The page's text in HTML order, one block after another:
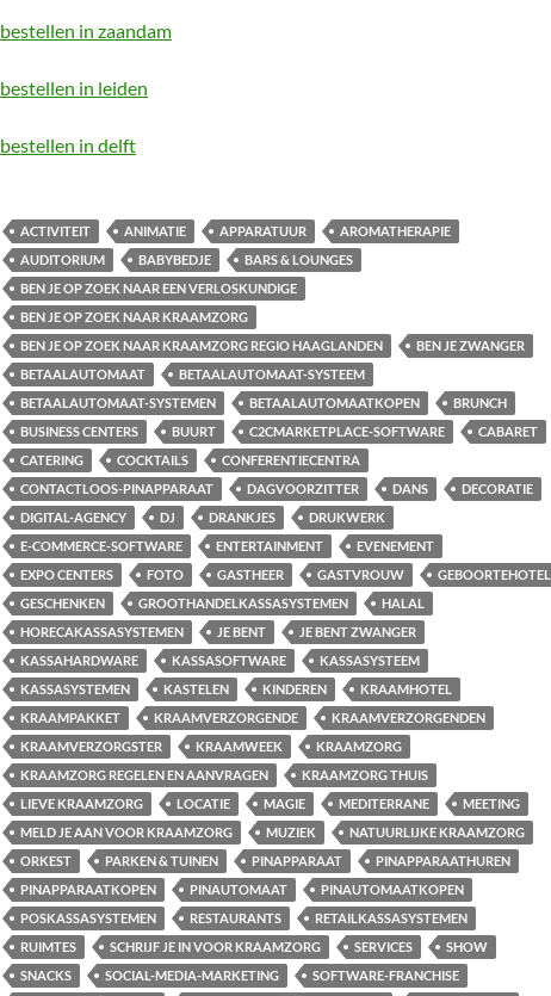
bestellen in zaandam
bestellen in leiden
bestellen in delft
ACTIVITEIT ANIMATIE APPARATUUR
AROMATHERAPIE
AUDITORIUM
BABYBEDJE
BARS & LOUNGES
BEN JE OP ZOEK NAAR EEN VERLOSKUNDIGE
BEN JE OP ZOEK NAAR KRAAMZORG
BEN JE OP ZOEK NAAR KRAAMZORG REGIO HAAGLANDEN
BEN JE ZWANGER
BETAALAUTOMAAT
BETAALAUTOMAAT-SYSTEEM
BETAALAUTOMAAT-SYSTEMEN
BETAALAUTOMAATKOPEN
BRUNCH
BUSINESS CENTERS
BUURT C2CMARKETPLACE-SOFTWARE
CABARET
CATERING
COCKTAILS
CONFERENTIECENTRA
CONTACTLOOS-PINAPPARAAT
DAGVOORZITTER DANS
DECORATIE
DIGITAL-AGENCY
DJ DRANKJES
DRUKWERK
E-COMMERCE-SOFTWARE
ENTERTAINMENT
EVENEMENT
EXPO CENTERS
FOTO GASTHEER GASTVROUW
GEBOORTEHOTEL
GESCHENKEN
GROOTHANDELKASSASYSTEMEN
HALAL
HORECAKASSASYSTEMEN
JE BENT
JE BENT ZWANGER
KASSAHARDWARE
KASSASOFTWARE
KASSASYSTEEM
KASSASYSTEMEN
KASTELEN KINDEREN
KRAAMHOTEL
KRAAMPAKKET
KRAAMVERZORGENDE
KRAAMVERZORGENDEN
KRAAMVERZORGSTER
KRAAMWEEK
KRAAMZORG
KRAAMZORG REGELEN EN AANVRAGEN
KRAAMZORG THUIS
LIEVE KRAAMZORG
LOCATIE MAGIE MEDITERRANE
MEETING
MELD JE AAN VOOR KRAAMZORG
MUZIEK
NATUURLIJKE KRAAMZORG
ORKEST
PARKEN & TUINEN PINAPPARAAT
PINAPPARAATHUREN
PINAPPARAATKOPEN
PINAUTOMAAT
PINAUTOMAATKOPEN
POSKASSASYSTEMEN
RESTAURANTS
RETAILKASSASYSTEMEN
RUIMTES
SCHRIJF JE IN VOOR KRAAMZORG SERVICES
SHOW
SNACKS
SOCIAL-MEDIA-MARKETING SOFTWARE-FRANCHISE